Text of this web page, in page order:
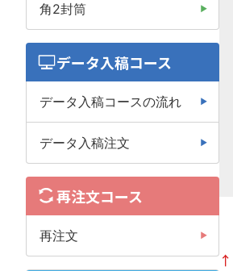
角2封筒
データ入稿コース
データ入稿コースの流れ
データ入稿注文
再注文コース
再注文
↑